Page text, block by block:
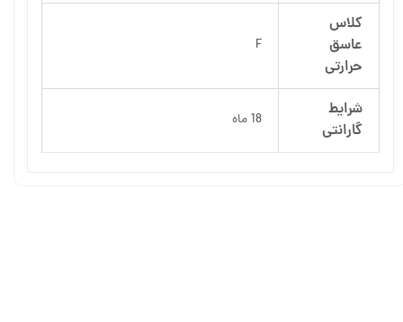
کلاس
عاسق
حرارتی
F
شرایط
گارانتی
18 ماه